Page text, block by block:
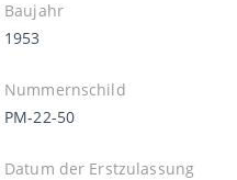
Baujahr
1953
Nummernschild
PM-22-50
Datum der Erstzulassung